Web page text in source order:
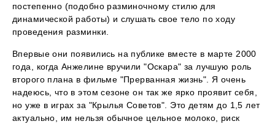
постепенно (подобно разминочному стилю для
динамической работы) и слушать свое тело по ходу
проведения разминки.
Впервые они появились на публике вместе в марте 2000
года, когда Анжелине вручили "Оскара" за лучшую роль
второго плана в фильме "Прерванная жизнь". Я очень
надеюсь, что в этом сезоне он так же ярко проявит себя,
но уже в играх за "Крылья Советов". Это детям до 1,5 лет
актуально, им нельзя обычное цельное молоко, риск